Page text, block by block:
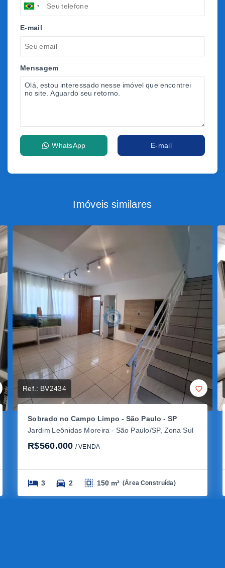
E-mail
Mensagem
WhatsApp E-mail
Imóveis similares
Ref.: BV2434
Sobrado no Campo Limpo - São Paulo - SP
Jardim Leônidas Moreira - São Paulo/SP, Zona Sul
R$560.000 / VENDA
3 2 150 m² (Área Construída)